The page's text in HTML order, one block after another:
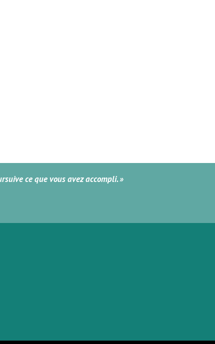
ce que vous avez accompli. »